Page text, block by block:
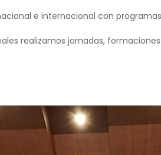
e internacional con programas
realizamos jornadas,